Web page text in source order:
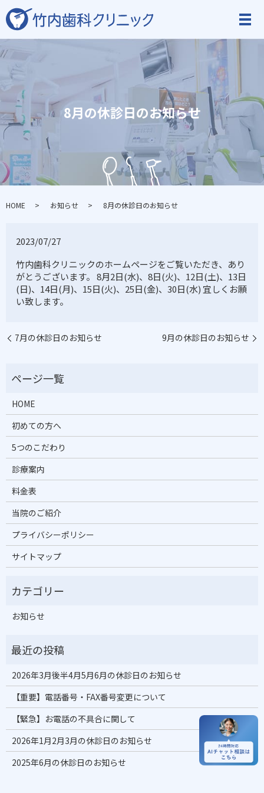
8月の休診日のお知らせ
HOME お知らせ 8月の休診日のお知らせ
2023/07/27
竹内歯科クリニックのホームページをご覧いただき、あり
がとうございます。 8月2日(水)、8日(火)、12日(土)、13日
(日)、14日(月)、15日(火)、25日(金)、30日(水) 宜しくお願
い致します。
7月の休診日のお知らせ 9月の休診日のお知らせ
HOME
初めての方へ
5つのこだわり
診療案内
料金表
当院のご紹介
プライバシーポリシー
サイトマップ
お知らせ
2026年3月後半4月5月6月の休診日のお知らせ
【重要】電話番号・FAX番号変更について
【緊急】お電話の不具合に関して
2026年1月2月3月の休診日のお知らせ
2025年6月の休診日のお知らせ